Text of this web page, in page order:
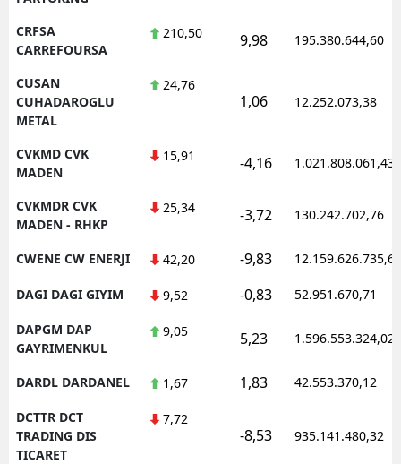
CRFSA
CARREFOURSA
210,50 9,98 195.380.644,60
CUSAN
CUHADAROGLU
METAL
24,76
1,06 12.252.073,38
CVKMD CVK
MADEN
15,91 -4,16 1.021.808.061,43
CVKMDR CVK
MADEN - RHKP
25,34 -3,72 130.242.702,76
CWENE CW ENERJI 42,20 -9,83 12.159.626.735,62
DAGI DAGI GIYIM 9,52 -0,83 52.951.670,71
DAPGM DAP
GAYRIMENKUL
9,05 5,23 1.596.553.324,02
DARDL DARDANEL 1,67 1,83 42.553.370,12
DCTTR DCT
TRADING DIS
TICARET
7,72
-8,53 935.141.480,32